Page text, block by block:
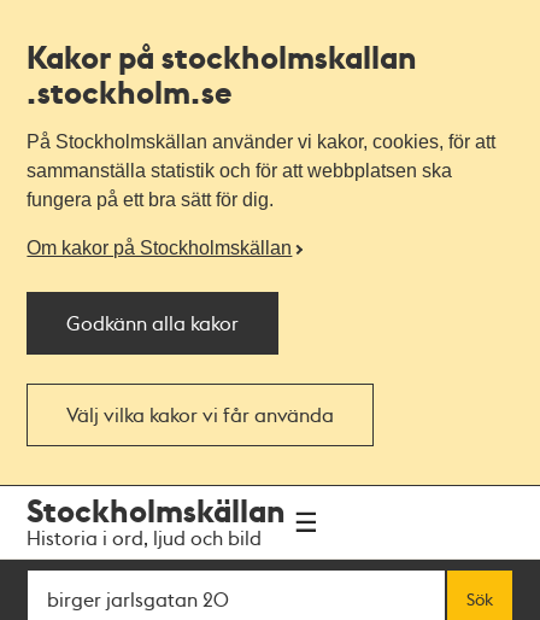
Kakor på stockholmskallan
.stockholm.se
På Stockholmskällan använder vi kakor, cookies, för att
sammanställa statistik och för att webbplatsen ska
fungera på ett bra sätt för dig.
Om kakor på Stockholmskällan
Godkänn alla kakor
Välj vilka kakor vi får använda
navigationen
huvudinnehållet
Stockholmskällan
Historia i ord, ljud och bild
Sök
Sök